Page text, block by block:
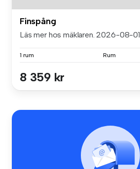
Finspång
Läs mer hos mäklaren. 2026-08-01
1 rum Rum
8 359 kr